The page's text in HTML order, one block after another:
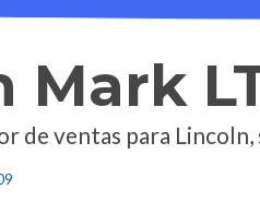
Mark
de ventas para